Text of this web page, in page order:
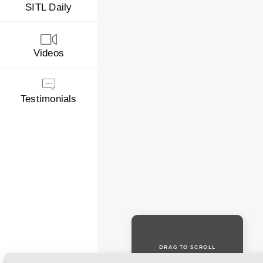
SITL Daily
Videos
Testimonials
DRAG TO SCROLL